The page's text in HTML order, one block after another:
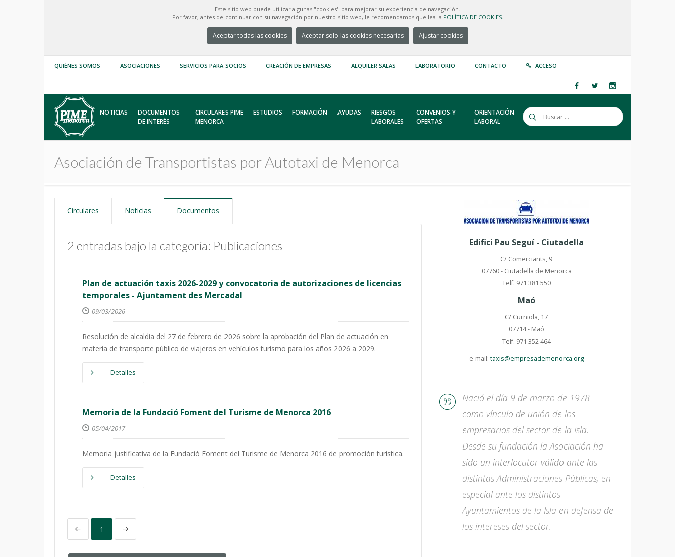
Este sitio web puede utilizar algunas "cookies" para mejorar su experiencia de navegación.
Por favor, antes de continuar con su navegación por nuestro sitio web, le recomendamos que lea la POLÍTICA DE COOKIES.
Aceptar todas las cookies Aceptar solo las cookies necesarias Ajustar cookies
QUIÉNES SOMOS ASOCIACIONES SERVICIOS PARA SOCIOS CREACIÓN DE EMPRESAS ALQUILER SALAS LABORATORIO CONTACTO ACCESO
NOTICIAS
DOCUMENTOS
DE INTERÉS
CIRCULARES PIME
MENORCA
ESTUDIOS FORMACIÓN AYUDAS
RIESGOS
LABORALES
CONVENIOS Y
OFERTAS
ORIENTACIÓN
LABORAL
Asociación de Transportistas por Autotaxi de Menorca
Circulares Noticias Documentos
2 entradas bajo la categoría: Publicaciones
Plan de actuación taxis 2026-2029 y convocatoria de autorizaciones de licencias
temporales - Ajuntament des Mercadal
09/03/2026
Resolución de alcaldia del 27 de febrero de 2026 sobre la aprobación del Plan de actuación en
materia de transporte público de viajeros en vehículos turismo para los años 2026 a 2029.
Detalles
Memoria de la Fundació Foment del Turisme de Menorca 2016
05/04/2017
Memoria justificativa de la Fundació Foment del Turisme de Menorca 2016 de promoción turística.
Detalles
1
Edifici Pau Seguí - Ciutadella
C/ Comerciants, 9
07760 - Ciutadella de Menorca
Telf. 971 381 550
Maó
C/ Curniola, 17
07714 - Maó
Telf. 971 352 464
e-mail: taxis@empresademenorca.org
Nació el día 9 de marzo de 1978
como vínculo de unión de los
empresarios del sector de la Isla.
Desde su fundación la Asociación ha
sido un interlocutor válido ante las
distintas Administraciones Públicas, en
especial ante los distintos
Ayuntamientos de la Isla en defensa de
los intereses del sector.